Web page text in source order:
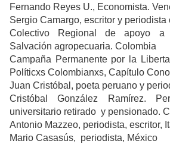
Fernando Reyes U., Economista.
Sergio Camargo, escritor y
Colectivo Regional de apoyo
Salvación agropecuaria. Colombia
Campaña Permanente por la
Políticxs Colombianxs, Capítulo
Juan Cristóbal, poeta peruano y
Cristóbal González Ramírez.
universitario retirado y pensionado.
Antonio Mazzeo, periodista, escritor,
Mario Casasús, periodista, México